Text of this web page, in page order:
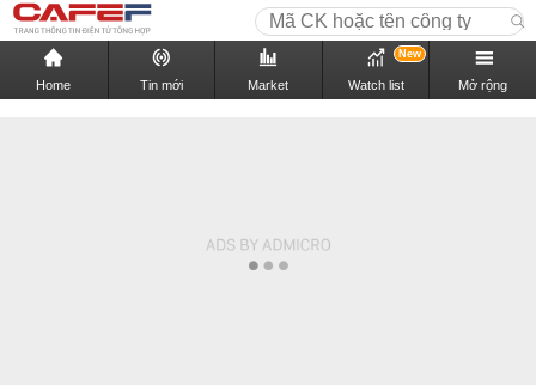
Home Tin mới Market Watch list
New
Mở rộng